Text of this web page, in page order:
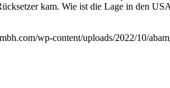
kam. Wie ist die Lage in den
wp-content/uploads/2022/10/